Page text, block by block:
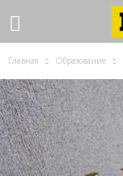
Главная Образование